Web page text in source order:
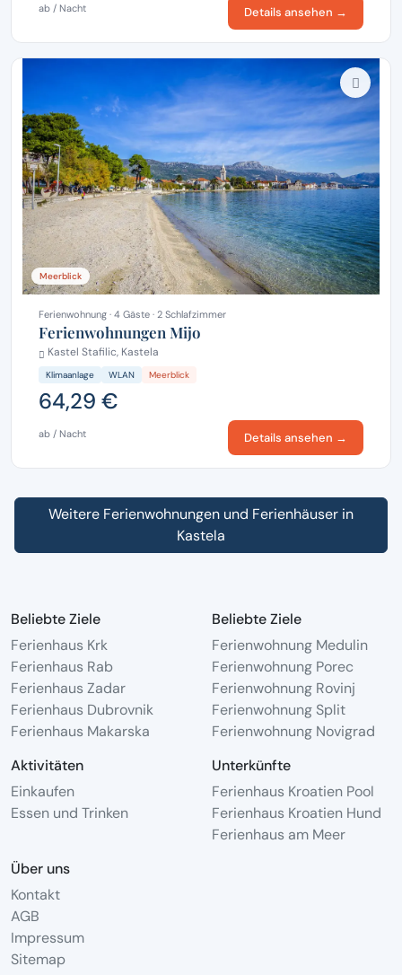
ab / Nacht Details ansehen →
Meerblick
Ferienwohnung · 4 Gäste · 2 Schlafzimmer
Ferienwohnungen Mijo
Kastel Stafilic, Kastela
Klimaanlage WLAN Meerblick
64,29 €
ab / Nacht Details ansehen →
Weitere Ferienwohnungen und Ferienhäuser in
Kastela
Beliebte Ziele
Ferienhaus Krk
Ferienhaus Rab
Ferienhaus Zadar
Ferienhaus Dubrovnik
Ferienhaus Makarska
Beliebte Ziele
Ferienwohnung Medulin
Ferienwohnung Porec
Ferienwohnung Rovinj
Ferienwohnung Split
Ferienwohnung Novigrad
Aktivitäten
Einkaufen
Essen und Trinken
Unterkünfte
Ferienhaus Kroatien Pool
Ferienhaus Kroatien Hund
Ferienhaus am Meer
Über uns
Kontakt
AGB
Impressum
Sitemap